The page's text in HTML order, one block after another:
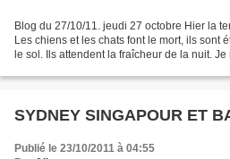
Blog du 27/10/11. jeudi 27 octobre Hier la
Les chiens et les chats font le mort, ils sont
le sol. Ils attendent la fraîcheur de la nuit. Je
SYDNEY SINGAPOUR ET
Publié le 23/10/2011 à 04:55